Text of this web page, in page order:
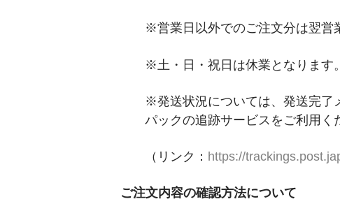
※営業日以外でのご注文分は翌営
※土・日・祝日は休業となります。
※発送状況については、発送完了
パックの追跡サービス をご利用く
（リンク： https://
ご注文内容の確認方法について